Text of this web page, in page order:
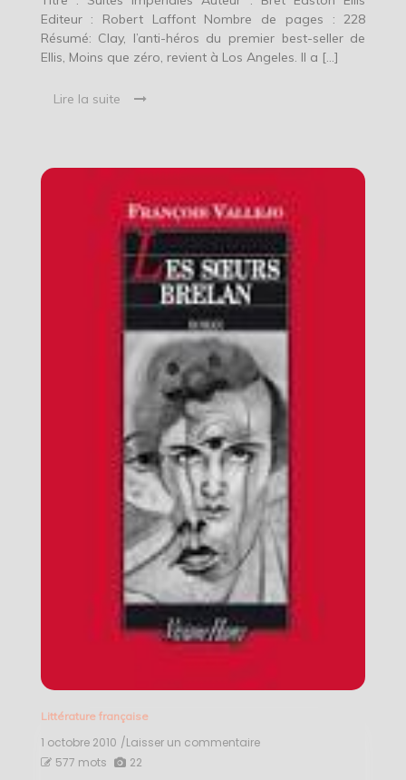
Editeur : Robert Laffont Nombre de pages : 228
Résumé: Clay, l’anti-héros du premier best-seller de
Ellis, Moins que zéro, revient à Los Angeles. Il a […]
Lire la suite
Littérature française
1 octobre 2010 /Laisser un commentaireon
577 mots 22